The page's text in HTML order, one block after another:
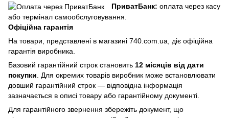
ПриватБанк: оплата через касу
або термінал самообслуговування.
Офіційна гарантія
На товари, представлені в магазині 740.com.ua, діє офіційна
гарантія виробника.
Базовий гарантійний строк становить 12 місяців від дати
покупки . Для окремих товарів виробник може встановлювати
довший гарантійний строк — відповідна інформація
зазначається в описі товару або гарантійному документі.
Для гарантійного звернення збережіть документ, що